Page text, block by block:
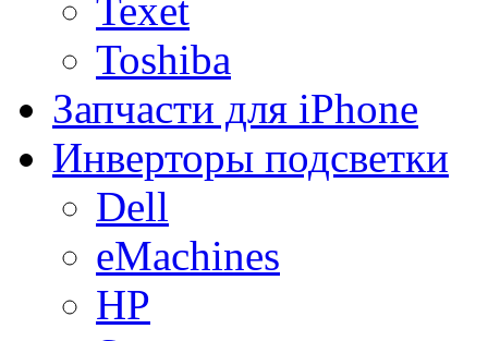
Texet
Toshiba
Запчасти для iPhone
Инверторы подсветки
Dell
eMachines
HP